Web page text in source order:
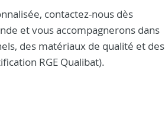
contactez-nous dès
et vous accompagnerons dans
des matériaux de qualité et des
RGE Qualibat).